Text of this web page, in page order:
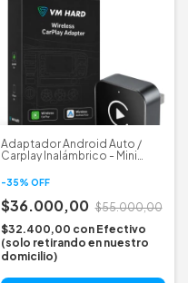
Adaptador Android Auto /
Carplay Inalámbrico - Mini
-35% OFF
$36.000,00 $55.000,00
$32.400,00 con Efectivo
(solo retirando en nuestro
domicilio)